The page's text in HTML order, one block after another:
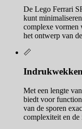
De Lego Ferrari
kunt
complexe vormen
het ontwerp van
📏
Met een lengte
biedt voor
van de sporen
complexiteit en